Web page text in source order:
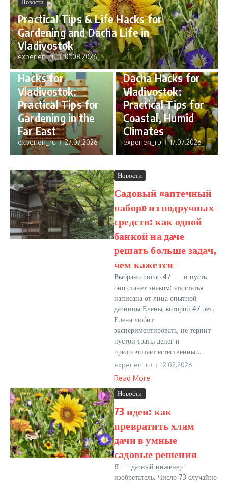
Новости
Practical Tips & Life Hacks for
Gardening and Dacha Life in
Vladivostok
experien_ru 01.08.2026
Новости
Smart Dacha
Hacks for
Vladivostok:
Practical Tips for
Gardening in the
Far East
experien_ru 27.07.2026
Новости
Essential
Gardening and
Dacha Hacks for
Vladivostok:
Practical Tips for
Coastal, Humid
Climates
experien_ru 17.07.2026
Новости
Садовый «аптечный
набор» из подручных
средств: как одной
банкой на даче
решать больше задач,
чем кажется
Выбрано число 47 — и пусть
оно станет знаком: эта статья
написана от лица опытной
дачницы Елены, которой 47 лет.
Елена любит
экспериментировать, не терпит
пустой траты денег и
предпочитает естественны...
experien_ru 12.02.2026
Read More
Новости
73 идеи: как
превратить хлам
дачи в умные
садовые решения
Я — дачный инженер-
изобретатель. Число 73 случайно